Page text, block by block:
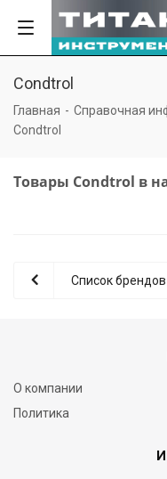
Condtrol
Главная - Справочная
Condtrol
Товары Condtrol в
Список брендов
О компании
Политика